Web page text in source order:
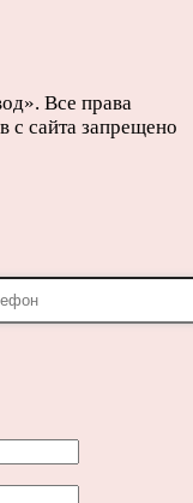
Все права
с сайта запрещено